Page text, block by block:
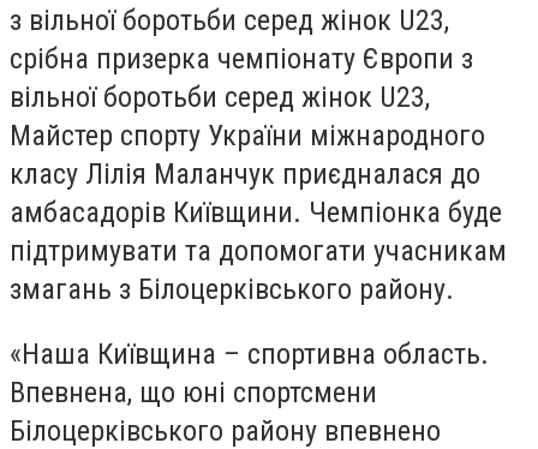
з вільної боротьби серед жінок U23,
срібна призерка чемпіонату Європи з
вільної боротьби серед жінок U23,
Майстер спорту України міжнародного
класу Лілія Маланчук приєдналася до
амбасадорів Київщини. Чемпіонка буде
підтримувати та допомогати учасникам
змагань з Білоцерківського району.
«Наша Київщина – спортивна область.
Впевнена, що юні спортсмени
Білоцерківського району впевнено